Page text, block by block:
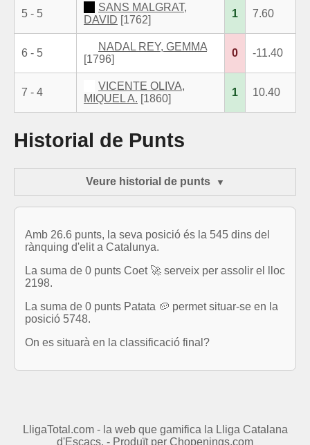
5 - 5
SANS MALGRAT,
DAVID [1762]
1 7.60
6 - 5
NADAL REY, GEMMA
[1796]
0 -11.40
7 - 4
VICENTE OLIVA,
MIQUEL A. [1860]
1 10.40
Historial de Punts
Veure historial de punts
Amb 26.6 punts, la seva posició és la 545 dins del
rànquing d'elit a Catalunya.
La suma de 0 punts Coet 🚀 serveix per assolir el lloc
2198.
La suma de 0 punts Patata 🥔 permet situar-se en la
posició 5748.
On es situarà en la classificació final?
LligaTotal.com - la web que gamifica la Lliga Catalana
d'Escacs. - Produït per Chopenings.com